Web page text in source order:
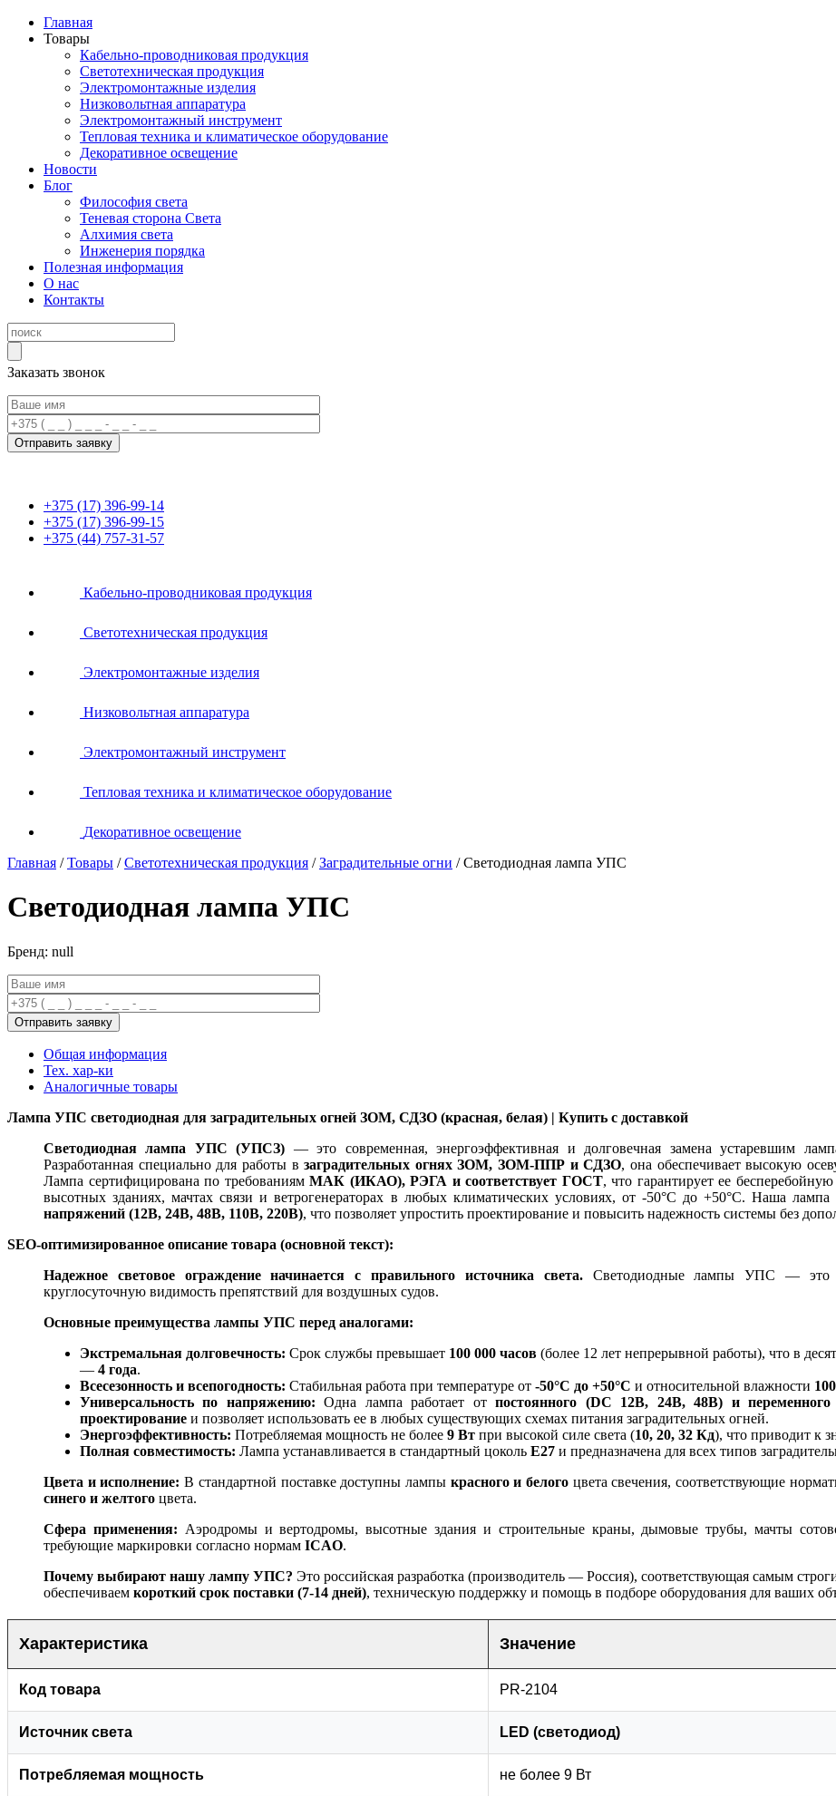
Главная
Товары
Кабельно-проводниковая продукция
Светотехническая продукция
Электромонтажные изделия
Низковольтная аппаратура
Электромонтажный инструмент
Тепловая техника и климатическое оборудование
Декоративное освещение
Новости
Блог
Философия света
Теневая сторона Света
Алхимия света
Инженерия порядка
Полезная информация
О нас
Контакты
Заказать звонок
+375 (17) 396-99-14
+375 (17) 396-99-15
+375 (44) 757-31-57
Кабельно-проводниковая продукция
Светотехническая продукция
Электромонтажные изделия
Низковольтная аппаратура
Электромонтажный инструмент
Тепловая техника и климатическое оборудование
Декоративное освещение
Главная /Товары /Светотехническая продукция /Заградительные огни /Светодиодная лампа УПС
Светодиодная лампа УПС
Бренд: null
Общая информация
Тех. хар-ки
Аналогичные товары
Лампа УПС светодиодная для заградительных огней ЗОМ, СДЗО (красная, белая) | Купить с доставкой
Светодиодная лампа УПС (УПСЗ) — это современная, энергоэффективная и долговечная замена устаревшим
Разработанная специально для работы взаградительных огнях ЗОМ, ЗОМ-ППР и СДЗО, она обеспечивает высокую
Лампа сертифицирована по требованиямМАК (ИКАО), РЭГА и соответствует ГОСТ, что гарантирует ее
высотных зданиях, мачтах связи и ветрогенераторах в любых климатических условиях, от -50°C до +50°C. Наша
напряжений (12В, 24В, 48В, 110В, 220В), что позволяет упростить проектирование и повысить надежность системы без
SEO-оптимизированное описание товара (основной текст):
Надежное световое ограждение начинается с правильного источника света.Светодиодные лампы УПС — это
круглосуточную видимость препятствий для воздушных судов.
Основные преимущества лампы УПС перед аналогами:
Экстремальная долговечность: Срок службы превышает 100 000 часов (более 12 лет непрерывной работы), что в
— 4 года.
Всесезонность и всепогодность: Стабильная работа при температуре от -50°C до +50°C и относительной влажности
Универсальность по напряжению: Одна лампа работает отпостоянного (DC 12В, 24В, 48В) и
проектирование и позволяет использовать ее в любых существующих схемах питания заградительных огней.
Энергоэффективность: Потребляемая мощность не более 9 Вт при высокой силе света (10, 20, 32 Кд), что приводит к
Полная совместимость: Лампа устанавливается в стандартный цоколь Е27 и предназначена для всех типов
Цвета и исполнение: В стандартной поставке доступны лампы красного и белого цвета свечения, соответствующие
синего и желтого цвета.
Сфера применения: Аэродромы и вертодромы, высотные здания и строительные краны, дымовые трубы, мачты
требующие маркировки согласно нормам ICAO.
Почему выбирают нашу лампу УПС? Это российская разработка (производитель — Россия), соответствующая самым
обеспечиваем короткий срок поставки (7-14 дней), техническую поддержку и помощь в подборе оборудования для ваших
Характеристика Значение
Код товара PR-2104
Источник света LED (светодиод)
Потребляемая мощность не более 9 Вт